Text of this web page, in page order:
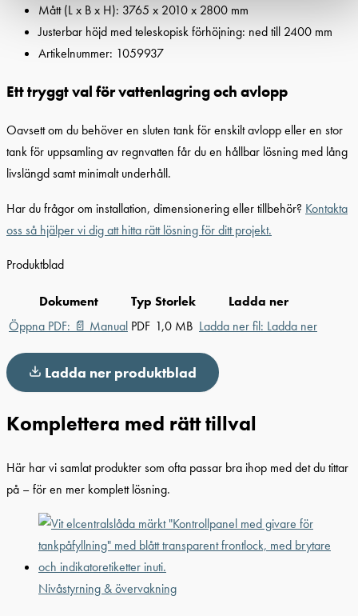
Mått (L x B x H): 3765 x 2010 x 2800 mm
Justerbar höjd med teleskopisk förhöjning: ned till 2400 mm
Artikelnummer: 1059937
Ett tryggt val för vattenlagring och avlopp
Oavsett om du behöver en sluten tank för enskilt avlopp eller en stor
tank för uppsamling av regnvatten får du en hållbar lösning med lång
livslängd samt minimalt underhåll.
Har du frågor om installation, dimensionering eller tillbehör? Kontakta
oss så hjälper vi dig att hitta rätt lösning för ditt projekt.
Produktblad
Dokument Typ Storlek
Ladda ner
Öppna PDF: 📄 Manual PDF 1,0 MB Ladda ner fil: Ladda ner
Ladda ner produktblad
Komplettera med rätt tillval
Här har vi samlat produkter som ofta passar bra ihop med det du tittar
på – för en mer komplett lösning.
Nivåstyrning & övervakning